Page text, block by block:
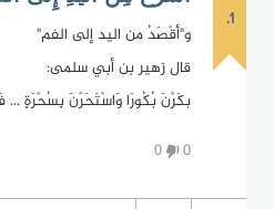
1.
و"أقْصَدُ من اليد إلى الفم"
قال زهير بن أبي سلمى:
بكَرْنَ بُكُورَا وَاسْتَحَرْنَ بِسُحْرَةٍ ...
0
0